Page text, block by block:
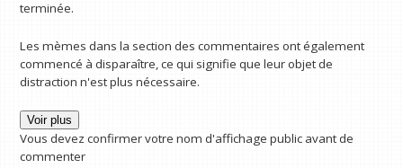
terminée.
Les mèmes dans la section des commentaires ont également
commencé à disparaître, ce qui signifie que leur objet de
distraction n'est plus nécessaire.
Voir plus
Vous devez confirmer votre nom d'affichage public avant de
commenter